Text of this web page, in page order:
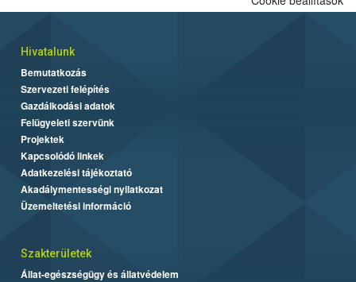
Hivatalunk
Bemutatkozás
Szervezeti felépítés
Gazdálkodási adatok
Felügyeleti szervünk
Projektek
Kapcsolódó linkek
Adatkezelési tájékoztató
Akadálymentességi nyilatkozat
Üzemeltetési információ
Szakterületek
Állat-egészségügy és állatvédelem